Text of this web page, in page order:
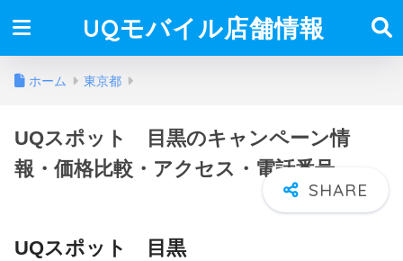
UQモバイル店舗情報
ホーム 東京都
UQスポット 目黒のキャンペーン情
報・価格比較・アクセス・電話番号
UQスポット 目黒